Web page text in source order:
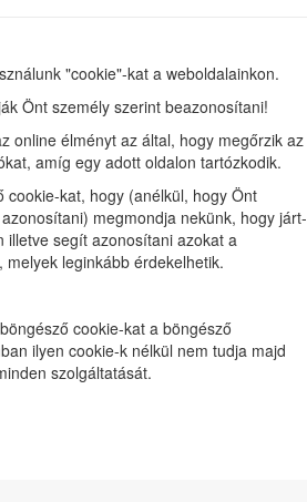
"cookie"-kat a weboldalainkon.
Önt személy szerint beazonosítani!
online élményt az által, hogy megőrzik az
amíg egy adott oldalon tartózkodik.
cookie-kat, hogy (anélkül, hogy Önt
megmondja nekünk, hogy járt-
illetve segít azonosítani azokat a
leginkább érdekelhetik.
cookie-kat a böngésző
ilyen cookie-k nélkül nem tudja majd
szolgáltatását.